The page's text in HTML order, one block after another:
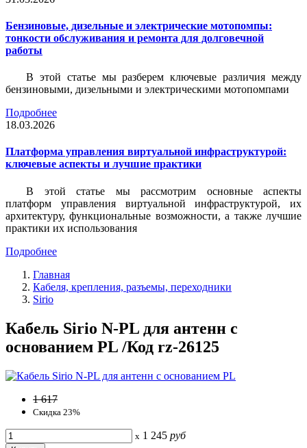
Бензиновые, дизельные и электрические мотопомпы:
тонкости обслуживания и ремонта для долговечной
работы
В этой статье мы разберем ключевые различия между
бензиновыми, дизельными и электрическими мотопомпами
Подробнее
18.03.2026
Платформа управления виртуальной инфраструктурой:
ключевые аспекты и лучшие практики
В этой статье мы рассмотрим основные аспекты
платформ управления виртуальной инфраструктурой, их
архитектуру, функциональные возможности, а также лучшие
практики их использования
Подробнее
Главная
Кабеля, крепления, разъемы, переходники
Sirio
Кабель Sirio N-PL для антенн с
основанием PL /Код rz-26125
1 617
Скидка 23%
x 1 245 руб